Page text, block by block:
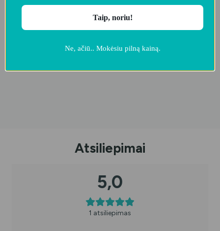
Atsiliepimai
5,0
1 atsiliepimas
Taip, noriu!
Ne, ačiū.. Mokėsiu pilną kainą.